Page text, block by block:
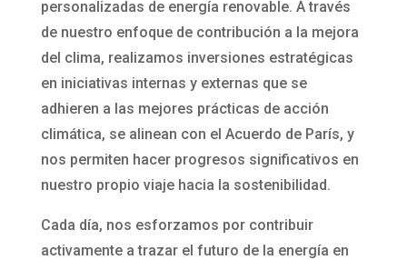
personalizadas de energía renovable. A través
de nuestro enfoque de contribución a la mejora
del clima, realizamos inversiones estratégicas
en iniciativas internas y externas que se
adhieren a las mejores prácticas de acción
climática, se alinean con el Acuerdo de París, y
nos permiten hacer progresos significativos en
nuestro propio viaje hacia la sostenibilidad.
Cada día, nos esforzamos por contribuir
activamente a trazar el futuro de la energía en